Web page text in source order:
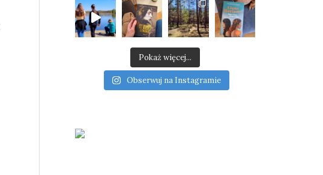
Pokaż więcej...
Obserwuj na Instagramie